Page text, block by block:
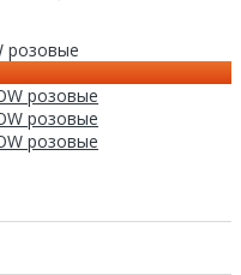
розовые